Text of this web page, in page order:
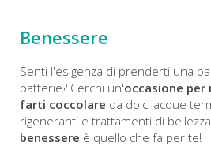
Benessere
Senti l'esigenza di prenderti una
batterie? Cerchi un'occasione per
farti coccolare da dolci acque
rigeneranti e trattamenti di
benessere è quello che fa per te!